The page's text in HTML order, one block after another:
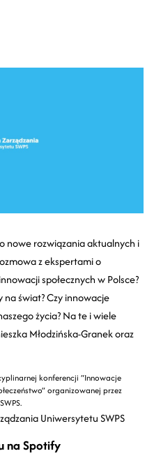
nowe rozwiązania aktualnych i
z ekspertami o
społecznych w Polsce?
na świat? Czy innowacje
życia? Na te i wiele
Młodzińska-Granek oraz
konferencji “Innowacje
organizowanej przez
Uniwersytetu SWPS
na Spotify